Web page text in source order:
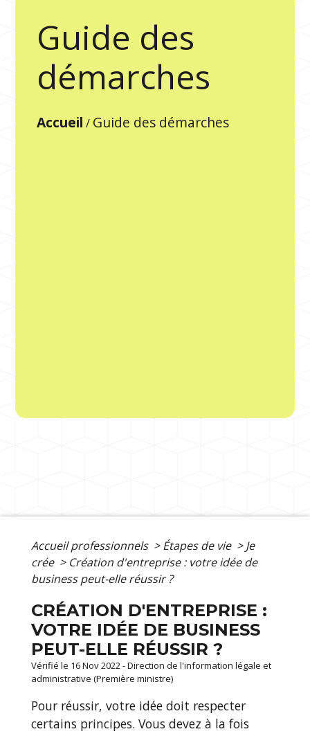
Guide des
démarches
Accueil / Guide des démarches
Accueil professionnels > Étapes de vie > Je
crée > Création d'entreprise : votre idée de
business peut-elle réussir ?
CRÉATION D'ENTREPRISE :
VOTRE IDÉE DE BUSINESS
PEUT-ELLE RÉUSSIR ?
Vérifié le 16 Nov 2022 - Direction de l'information légale et
administrative (Première ministre)
Pour réussir, votre idée doit respecter
certains principes. Vous devez à la fois